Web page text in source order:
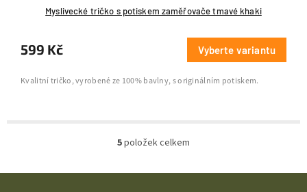
Myslivecké tričko s potiskem zaměřovače tmavé khaki
599 Kč Vyberte variantu
Kvalitní tričko, vyrobené ze 100% bavlny, s originálním potiskem.
O
l
5položek celkem